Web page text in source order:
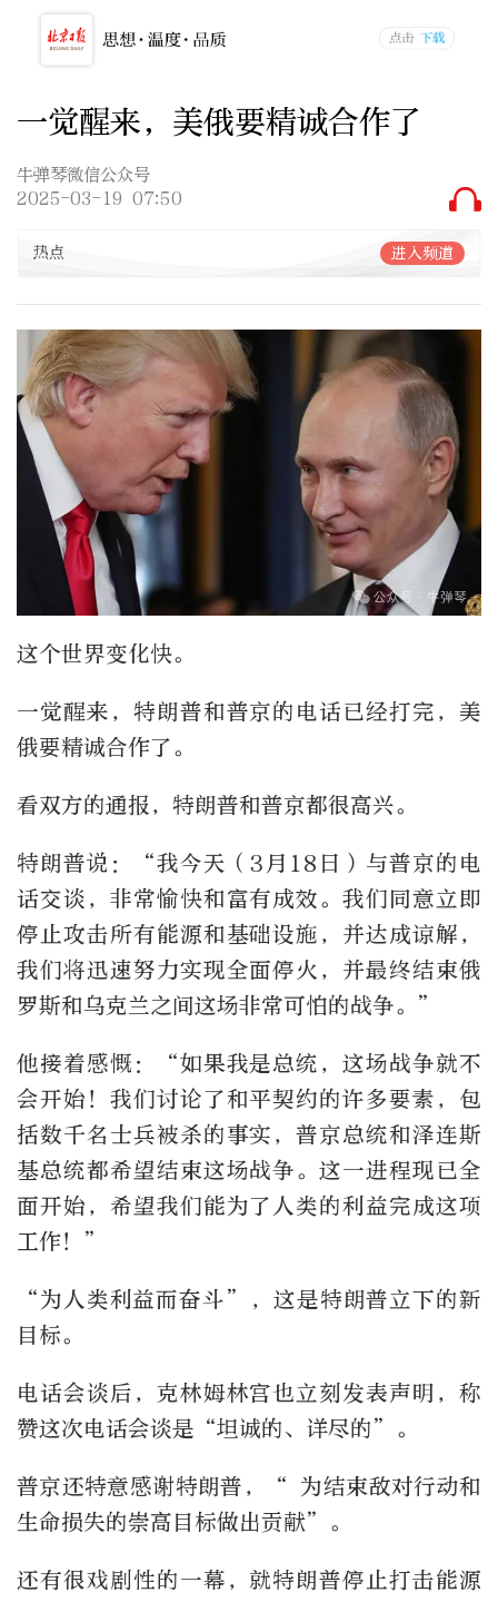
一觉醒来，美俄要精诚合作了
牛弹琴微信公众号
2025-03-19 07:50
热点 进入频道
这个世界变化快。
一觉醒来，特朗普和普京的电话已经打完，美
俄要精诚合作了。
看双方的通报，特朗普和普京都很高兴。
特朗普说：“我今天（3月18日）与普京的电
话交谈，非常愉快和富有成效。我们同意立即
停止攻击所有能源和基础设施，并达成谅解，
我们将迅速努力实现全面停火，并最终结束俄
罗斯和乌克兰之间这场非常可怕的战争。”
他接着感慨：“如果我是总统，这场战争就不
会开始！我们讨论了和平契约的许多要素，包
括数千名士兵被杀的事实，普京总统和泽连斯
基总统都希望结束这场战争。这一进程现已全
面开始，希望我们能为了人类的利益完成这项
工作！”
“为人类利益而奋斗”，这是特朗普立下的新
目标。
电话会谈后，克林姆林宫也立刻发表声明，称
赞这次电话会谈是“坦诚的、详尽的”。
普京还特意感谢特朗普，“ 为结束敌对行动和
生命损失的崇高目标做出贡献”。
还有很戏剧性的一幕，就特朗普停止打击能源